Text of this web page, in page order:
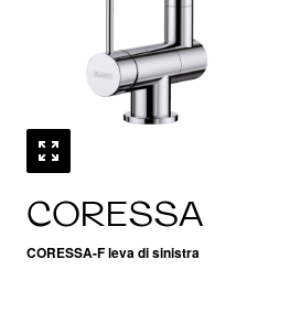
CORESSA
CORESSA-F leva di sinistra
1 / 0